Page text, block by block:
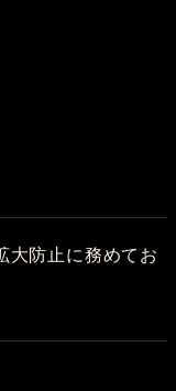
大防止に務めてお